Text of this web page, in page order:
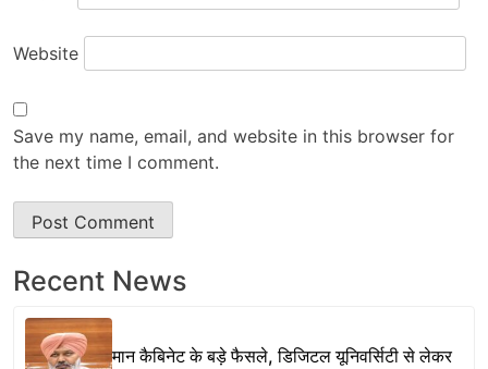
Website
Save my name, email, and website in this browser for
the next time I comment.
Recent News
मान कैबिनेट के बड़े फैसले, डिजिटल यूनिवर्सिटी से लेकर